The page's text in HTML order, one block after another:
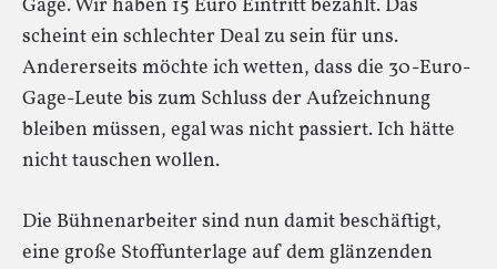
Gage. Wir haben 15 Euro Eintritt bezahlt. Das
scheint ein schlechter Deal zu sein für uns.
Andererseits möchte ich wetten, dass die 30-Euro-
Gage-Leute bis zum Schluss der Aufzeichnung
bleiben müssen, egal was nicht passiert. Ich hätte
nicht tauschen wollen.
Die Bühnenarbeiter sind nun damit beschäftigt,
eine große Stoffunterlage auf dem glänzenden